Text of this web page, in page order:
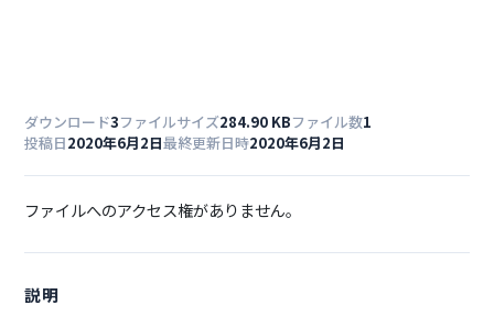
ダウンロード3ファイルサイズ284.90 KBファイル数1
投稿日2020年6月2日最終更新日時2020年6月2日
ファイルへのアクセス権がありません。
説明